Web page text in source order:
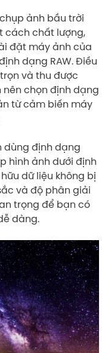
ảnh bầu trời
cách chất lượng,
đặt máy ảnh của
dạng RAW. Điều
và thu được
nên chọn định dạng
từ cảm biến máy
dùng định dạng
hình ảnh dưới định
dữ liệu không bị
và độ phân giải
trọng để bạn có
dàng.